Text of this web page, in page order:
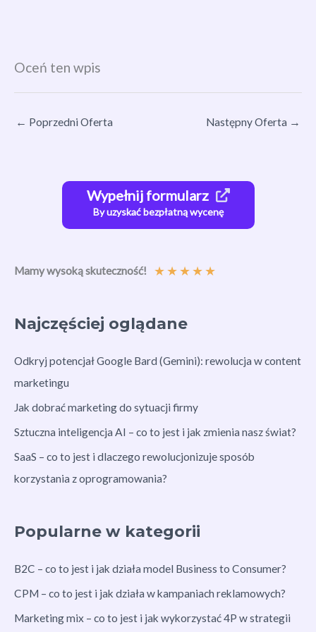
Oceń ten wpis
← Poprzedni Oferta Następny Oferta →
Wypełnij formularz
By uzyskać bezpłatną wycenę
Mamy wysoką skuteczność! ★★★★★
Najczęściej oglądane
Odkryj potencjał Google Bard (Gemini): rewolucja w content
marketingu
Jak dobrać marketing do sytuacji firmy
Sztuczna inteligencja AI – co to jest i jak zmienia nasz świat?
SaaS – co to jest i dlaczego rewolucjonizuje sposób
korzystania z oprogramowania?
Popularne w kategorii
B2C – co to jest i jak działa model Business to Consumer?
CPM – co to jest i jak działa w kampaniach reklamowych?
Marketing mix – co to jest i jak wykorzystać 4P w strategii